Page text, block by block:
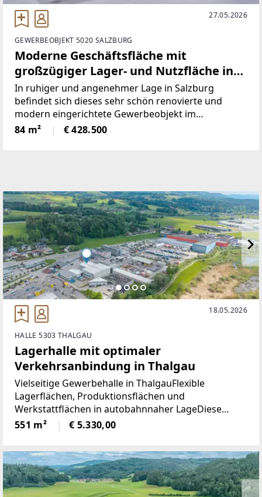
27.05.2026
GEWERBEOBJEKT 5020 SALZBURG
Moderne Geschäftsfläche mit
großzügiger Lager- und Nutzfläche in
ruhiger Lage in Salzburg
In ruhiger und angenehmer Lage in Salzburg
befindet sich dieses sehr schön renovierte und
modern eingerichtete Gewerbeobjekt im
Erdgeschoss eines gepflegten Mehrparteienhauses.
Die Immobilie bietet ideale Voraussetzungen für
84 m² € 428.500
18.05.2026
HALLE 5303 THALGAU
Lagerhalle mit optimaler
Verkehrsanbindung in Thalgau
Vielseitige Gewerbehalle in ThalgauFlexible
Lagerflächen, Produktionsflächen und
Werkstattflächen in autobahnnaher LageDiese
moderne Gewerbehalle in Thalgau bietet vielseitige
Nutzungsmöglichkeiten und überzeugt durch
551 m² € 5.330,00